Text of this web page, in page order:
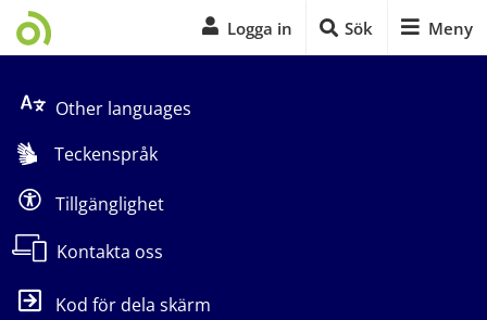
Logga in Sök Meny
Other languages
Teckenspråk
Tillgänglighet
Kontakta oss
Kod för dela skärm